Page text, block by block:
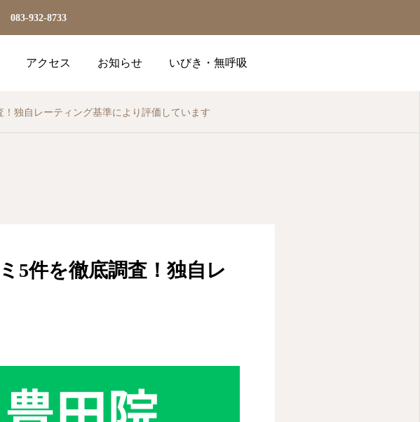
083-932-8733
アクセス お知らせ いびき・無呼吸
独自レーティング基準により評価しています
5件を徹底調査！独自レ